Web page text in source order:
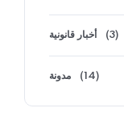
أخبار قانونية (3)
مدونة (14)